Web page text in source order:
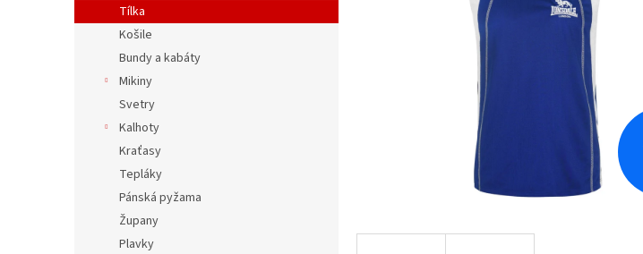
Tílka
Košile
Bundy a kabáty
Mikiny
Svetry
Kalhoty
Kraťasy
Tepláky
Pánská pyžama
Župany
Plavky